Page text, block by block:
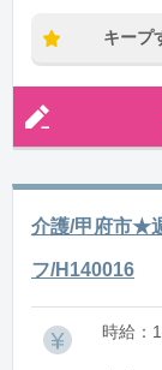
キープ
介護/甲府市★
フ/H140016
時給：